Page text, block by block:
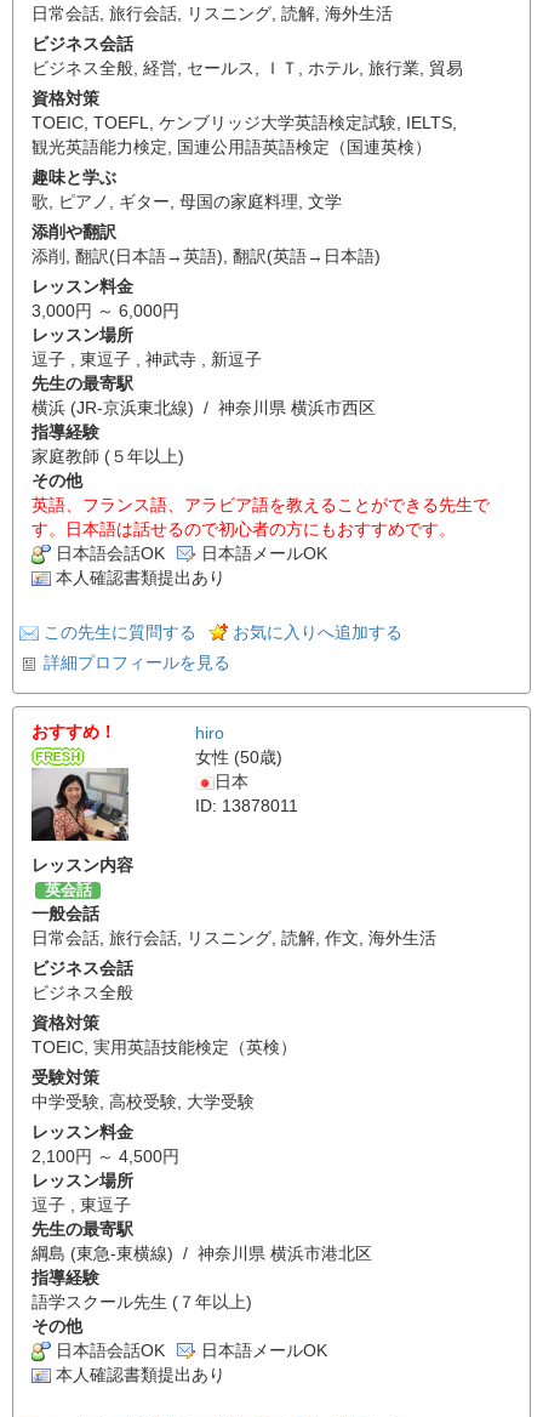
日常会話 旅行会話 リスニング 読解 海外生活
ビジネス会話
ビジネス全般 経営 セールス ＩＴ ホテル 旅行業 貿易
資格対策
TOEIC TOEFL ケンブリッジ大学英語検定試験 IELTS
観光英語能力検定
国連公用語英語検定（国連英検）
趣味と学ぶ
歌
ピアノ ギター 母国の家庭料理 文学
添削や翻訳
添削 翻訳(日本語→英語) 翻訳(英語→日本語)
レッスン料金
3,000円 ～ 6,000円
レッスン場所
逗子 , 東逗子 , 神武寺 , 新逗子
先生の最寄駅
横浜 (JR-京浜東北線) / 神奈川県 横浜市西区
指導経験
家庭教師 (５年以上)
その他
英語、フランス語、アラビア語を教えることができる先生で
す。日本語は話せるので初心者の方にもおすすめです。
日本語会話OK
日本語メールOK
本人確認書類提出あり
この先生に質問する
お気に入りへ追加する
詳細プロフィールを見る
おすすめ！
hiro
女性 (50歳)
日本
ID: 13878011
レッスン内容
英会話
一般会話
日常会話 旅行会話 リスニング 読解 作文 海外生活
ビジネス会話
ビジネス全般
資格対策
TOEIC 実用英語技能検定（英検）
受験対策
中学受験 高校受験 大学受験
レッスン料金
2,100円 ～ 4,500円
レッスン場所
逗子 , 東逗子
先生の最寄駅
綱島 (東急-東横線) / 神奈川県 横浜市港北区
指導経験
語学スクール先生 (７年以上)
その他
日本語会話OK
日本語メールOK
本人確認書類提出あり